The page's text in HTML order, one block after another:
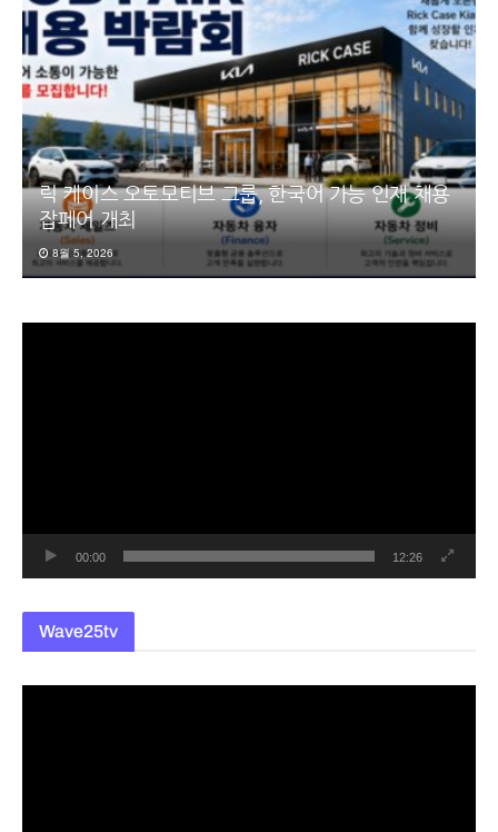
릭 케이스 오토모티브 그룹, 한국어 가능 인재 채용
잡페어 개최
8월 5, 2026
00:00 12:26
Wave25tv